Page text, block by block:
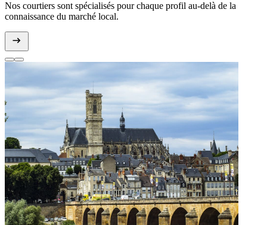
Nos courtiers sont spécialisés pour chaque profil au-delà de la
connaissance du marché local.